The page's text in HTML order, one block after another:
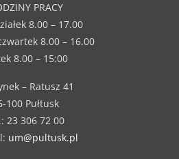
PRACY
8.00 – 17.00
8.00 – 16.00
8.00 – 15:00
– Ratusz 41
100 Pułtusk
23 306 72 00
um@pultusk.pl